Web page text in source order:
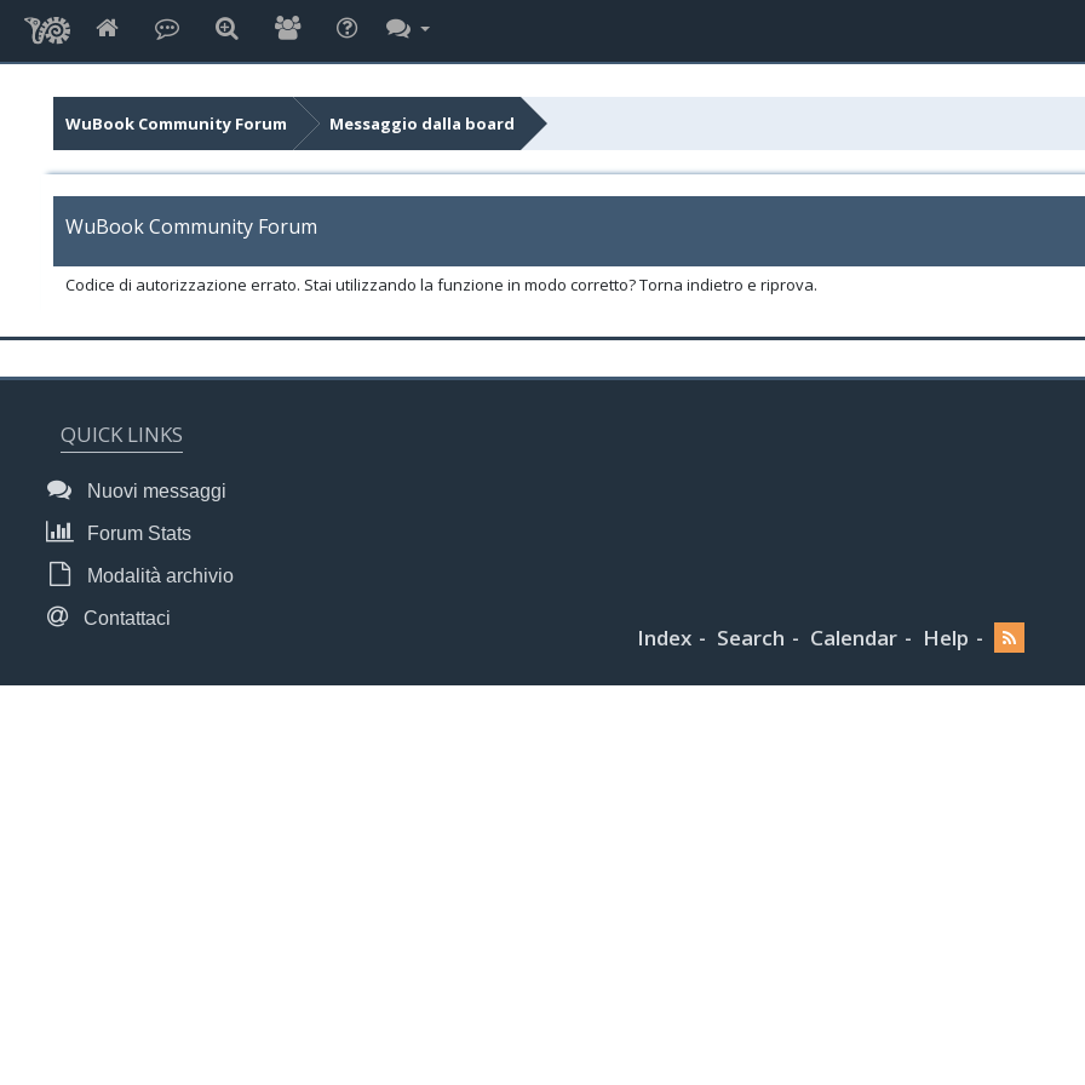
WuBook Community Forum Messaggio dalla board
WuBook Community Forum
Codice di autorizzazione errato. Stai utilizzando la funzione in modo corretto? Torna indietro e riprova.
QUICK LINKS
Nuovi messaggi
Forum Stats
Modalità archivio
Contattaci
Index Search Calendar Help